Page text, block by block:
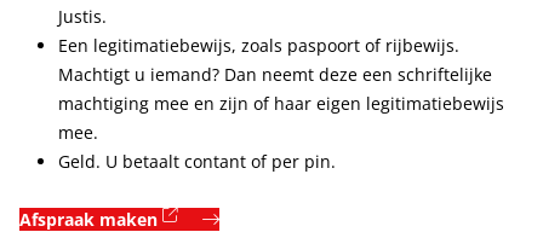
Justis.
Een legitimatiebewijs, zoals paspoort of rijbewijs.
Machtigt u iemand? Dan neemt deze een schriftelijke
machtiging mee en zijn of haar eigen legitimatiebewijs
mee.
Geld. U betaalt contant of per pin.
Afspraak maken (externe link)